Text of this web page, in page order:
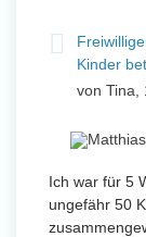
Kinder
von Tina,
Ich war für 5
ungefähr 50